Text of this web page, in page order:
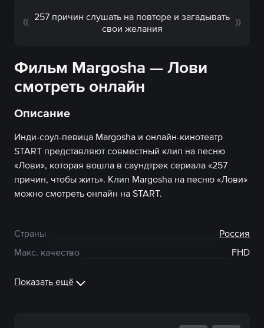
257 причин слушать на повторе и загадывать
свои желания
Фильм Margosha — Лови
смотреть онлайн
Описание
Инди-соул-певица Margosha и онлайн-кинотеатр
START представляют совместный клип на песню
«Лови», которая вошла в саундтрек сериала «257
причин, чтобы жить». Клип Margosha на песню «Лови»
можно смотреть онлайн на START.
Страны
Россия
Макс. качество
FHD
Показать ещё